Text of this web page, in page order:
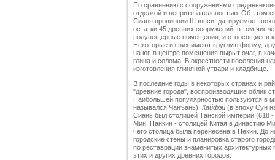
По сравнению с сооружениями
отделкой и непритязательностью. Об этом
Сианя провинции Шэньси, датируемое
остатки 45 древних сооружений, в том
полупещерные помещения, и относящиеся
Некоторые из них имеют круглую форму,
на юг, в центре помещения вырыт очаг, в
глина и солома. В окрестности поселения
изготовления глиняной утвари и кладбище.
В последние годы в некоторых странах и
"древние города", воспроизводящие облик
Наибольшей популярностью пользуются в
назывался Чанъань), Кайфэй (в эпоху Сун
Сиань был столицей Танской империи (618
Мин, Нанкин - столицей Китая в династию
чего столица была перенесена в Пекин. До
городские стены и планировка старого
по реставрации знаменитых архитектурных
этих и других древних городов.